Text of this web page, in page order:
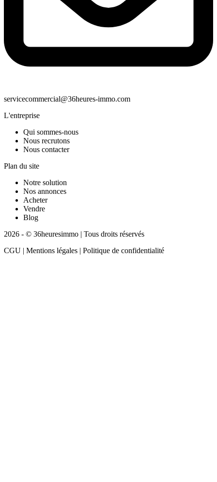
servicecommercial@36heures-immo.com
L'entreprise
Qui sommes-nous
Nous recrutons
Nous contacter
Plan du site
Notre solution
Nos annonces
Acheter
Vendre
Blog
2026 - © 36heuresimmo | Tous droits réservés
CGU | Mentions légales | Politique de confidentialité